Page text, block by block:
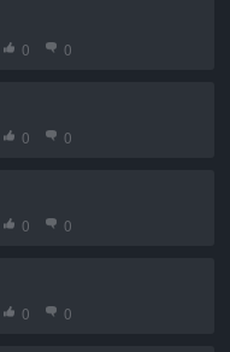
0 0
0 0
0 0
0 0